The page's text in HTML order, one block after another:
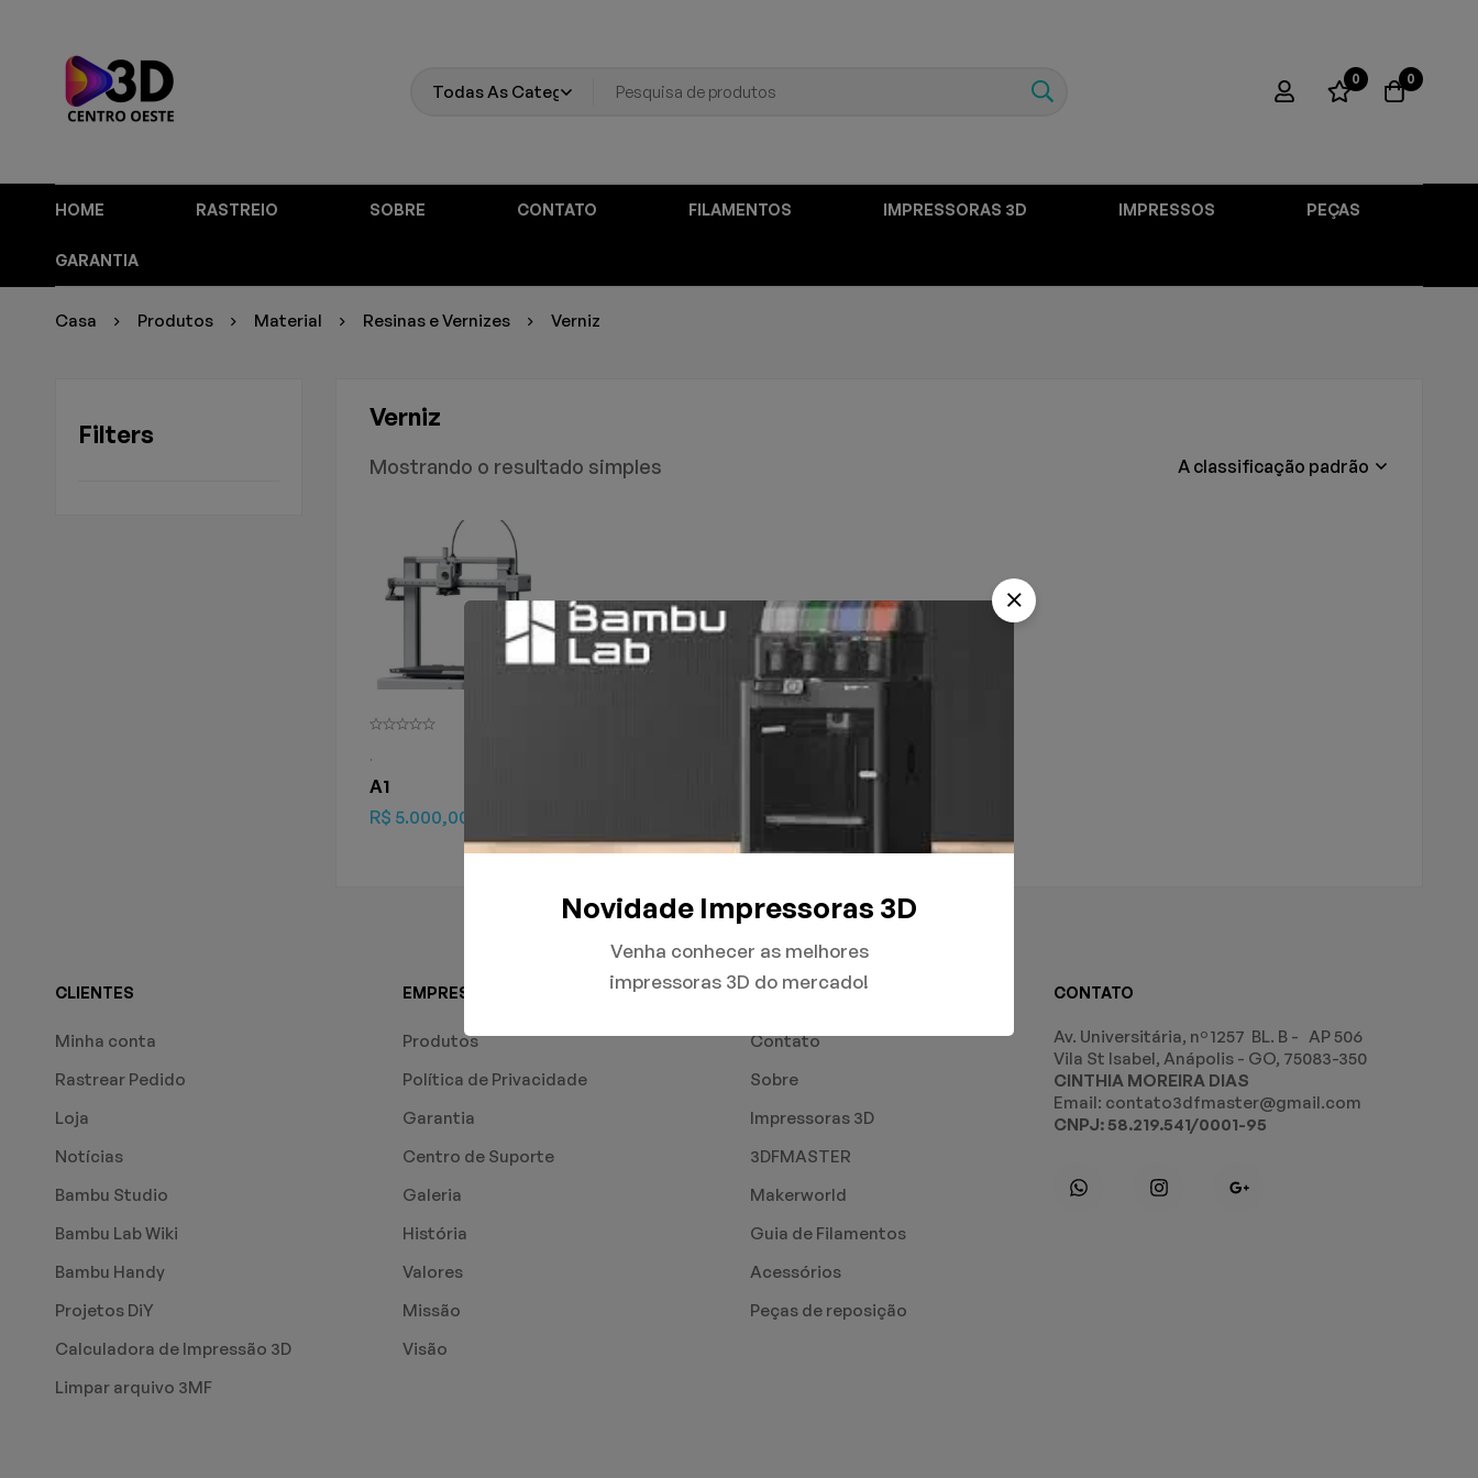
0 0
HOME RASTREIO SOBRE CONTATO FILAMENTOS IMPRESSORAS 3D IMPRESSOS PEÇAS
GARANTIA
Casa Produtos Material Resinas e Vernizes Verniz
Filters
Verniz
Mostrando o resultado simples A classificação padrão
.
A1
R$ 5.000,00
CLIENTES
Minha conta
Rastrear Pedido
Loja
Notícias
Bambu Studio
Bambu Lab Wiki
Bambu Handy
Projetos DiY
Calculadora de Impressão 3D
Limpar arquivo 3MF
EMPRESA
Produtos
Política de Privacidade
Garantia
Centro de Suporte
Galeria
História
Valores
Missão
Visão
PÁGINAS
Contato
Sobre
Impressoras 3D
3DFMASTER
Makerworld
Guia de Filamentos
Acessórios
Peças de reposição
CONTATO
Av. Universitária, nº 1257 BL. B - AP 506
Vila St Isabel, Anápolis - GO, 75083-350
CINTHIA MOREIRA DIAS
Email: contato3dfmaster@gmail.com
CNPJ: 58.219.541/0001-95
Novidade Impressoras 3D
Venha conhecer as melhores
impressoras 3D do mercado!